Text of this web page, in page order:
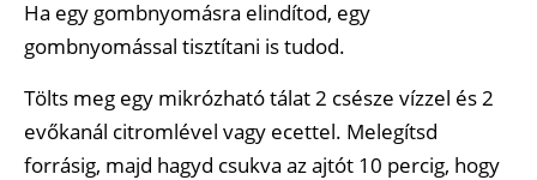
Ha egy gombnyomásra elindítod, egy
gombnyomással tisztítani is tudod.
Tölts meg egy mikrózható tálat 2 csésze vízzel és 2
evőkanál citromlével vagy ecettel. Melegítsd
forrásig, majd hagyd csukva az ajtót 10 percig, hogy